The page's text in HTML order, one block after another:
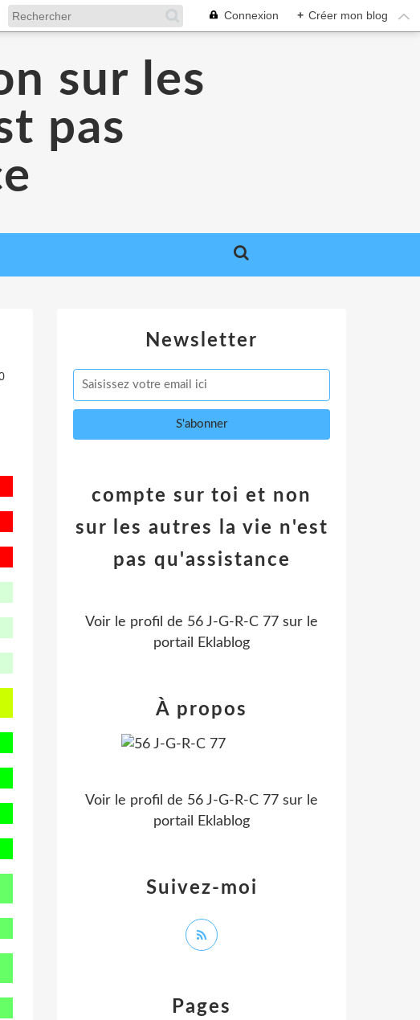
Connexion + Créer mon blog
sur les
pas
Newsletter
Pages
compte sur toi et non
sur les autres la vie n'est
pas qu'assistance
Voir le profil de 56 J-G-R-C 77 sur le
portail Eklablog
Suivez-moi
À propos
Voir le profil de 56 J-G-R-C 77 sur le
portail Eklablog